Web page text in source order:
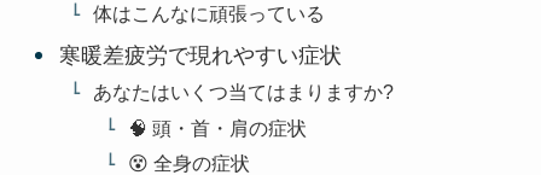
体はこんなに頑張っている
寒暖差疲労で現れやすい症状
あなたはいくつ当てはまりますか?
🧠 頭・首・肩の症状
😵 全身の症状